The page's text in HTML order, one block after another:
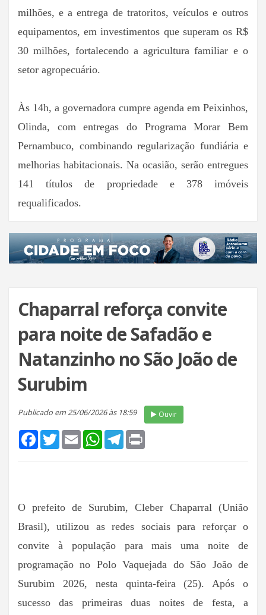
milhões, e a entrega de tratoritos, veículos e outros
equipamentos, em investimentos que superam os R$
30 milhões, fortalecendo a agricultura familiar e o
setor agropecuário.
Às 14h, a governadora cumpre agenda em Peixinhos,
Olinda, com entregas do Programa Morar Bem
Pernambuco, combinando regularização fundiária e
melhorias habitacionais. Na ocasião, serão entregues
141 títulos de propriedade e 378 imóveis
requalificados.
Chaparral reforça convite
para noite de Safadão e
Natanzinho no São João de
Surubim
Publicado em 25/06/2026 às 18:59 Ouvir
FacebookTwitterEmail WhatsAppTelegram
O prefeito de Surubim, Cleber Chaparral (União
Brasil), utilizou as redes sociais para reforçar o
convite à população para mais uma noite de
programação no Polo Vaquejada do São João de
Surubim 2026, nesta quinta-feira (25). Após o
sucesso das primeiras duas noites de festa, a